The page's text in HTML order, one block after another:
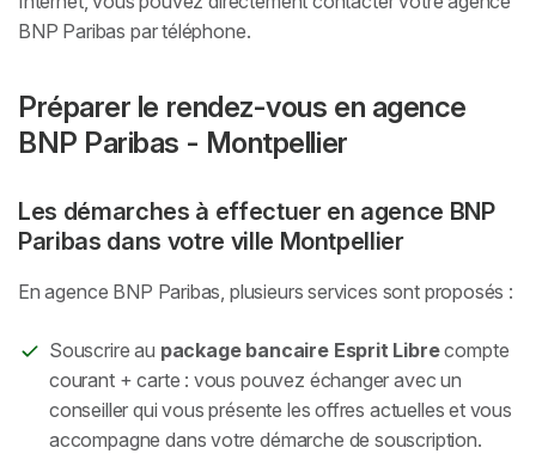
BNP Paribas par téléphone.
Préparer le rendez-vous en agence
BNP Paribas - Montpellier
Les démarches à effectuer en agence BNP
Paribas dans votre ville Montpellier
En agence BNP Paribas, plusieurs services sont proposés :
Souscrire au package bancaire Esprit Librecompte
courant + carte : vous pouvez échanger avec un
conseiller qui vous présente les offres actuelles et vous
accompagne dans votre démarche de souscription.